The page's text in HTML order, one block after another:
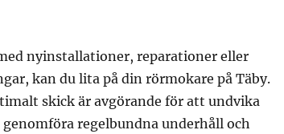
nyinstallationer, reparationer eller
kan du lita på din rörmokare på Täby.
skick är avgörande för att undvika
regelbundna underhåll och